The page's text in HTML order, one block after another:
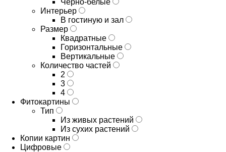
Черно-белые
Интерьер
В гостиную и зал
Размер
Квадратные
Горизонтальные
Вертикальные
Количество частей
2
3
4
Фитокартины
Тип
Из живых растений
Из сухих растений
Копии картин
Цифровые